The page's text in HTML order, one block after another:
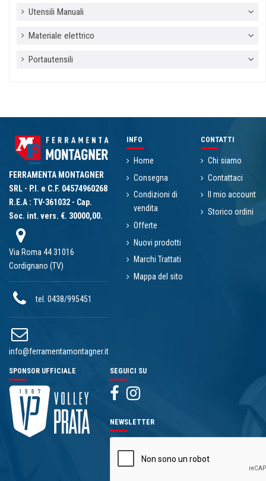
Utensili Manuali
Materiale elettrico
Portautensili
FERRAMENTA MONTAGNER
SRL - P.I. e C.F. 04574960268
R.E.A : TV-361032 - Cap.
Soc. int. vers. €. 30000,00.
Via Roma 44 31016
Cordignano (TV)
tel. 0438/995451
info@ferramentamontagner.it
SPONSOR UFFICIALE
INFO
Home
Consegna
Condizioni di
vendita
Offerte
Nuovi prodotti
Marchi Trattati
Mappa del sito
CONTATTI
Chi siamo
Contattaci
Il mio account
Storico ordini
SEGUICI SU
NEWSLETTER